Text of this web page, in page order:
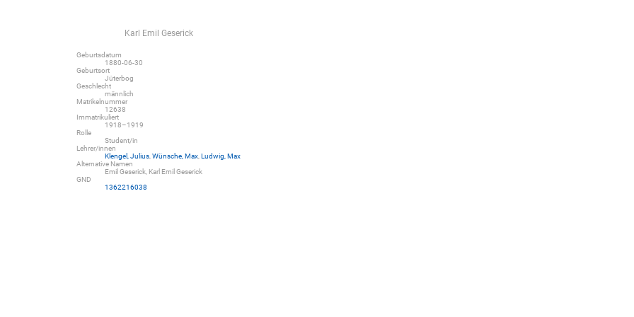
Karl Emil Geserick
Geburtsdatum
1880-06-30
Geburtsort
Jüterbog
Geschlecht
männlich
Matrikelnummer
12638
Immatrikuliert
1918–1919
Rolle
Student/in
Lehrer/innen
Klengel, Julius Wünsche, Max Ludwig, Max
Alternative Namen
Emil Geserick, Karl Emil Geserick
GND
1362216038